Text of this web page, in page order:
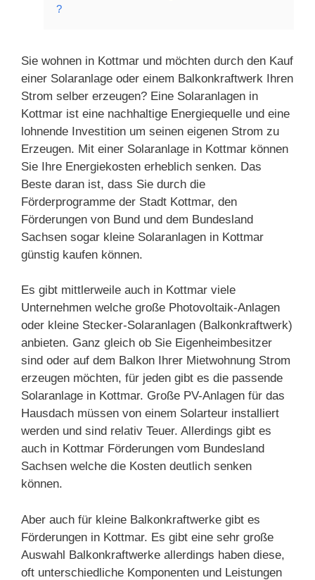
?
Sie wohnen in Kottmar und möchten durch den Kauf
einer Solaranlage oder einem Balkonkraftwerk Ihren
Strom selber erzeugen? Eine Solaranlagen in
Kottmar ist eine nachhaltige Energiequelle und eine
lohnende Investition um seinen eigenen Strom zu
Erzeugen. Mit einer Solaranlage in Kottmar können
Sie Ihre Energiekosten erheblich senken. Das
Beste daran ist, dass Sie durch die
Förderprogramme der Stadt Kottmar, den
Förderungen von Bund und dem Bundesland
Sachsen sogar kleine Solaranlagen in Kottmar
günstig kaufen können.
Es gibt mittlerweile auch in Kottmar viele
Unternehmen welche große Photovoltaik-Anlagen
oder kleine Stecker-Solaranlagen (Balkonkraftwerk)
anbieten. Ganz gleich ob Sie Eigenheimbesitzer
sind oder auf dem Balkon Ihrer Mietwohnung Strom
erzeugen möchten, für jeden gibt es die passende
Solaranlage in Kottmar. Große PV-Anlagen für das
Hausdach müssen von einem Solarteur installiert
werden und sind relativ Teuer. Allerdings gibt es
auch in Kottmar Förderungen vom Bundesland
Sachsen welche die Kosten deutlich senken
können.
Aber auch für kleine Balkonkraftwerke gibt es
Förderungen in Kottmar. Es gibt eine sehr große
Auswahl Balkonkraftwerke allerdings haben diese,
oft unterschiedliche Komponenten und Leistungen